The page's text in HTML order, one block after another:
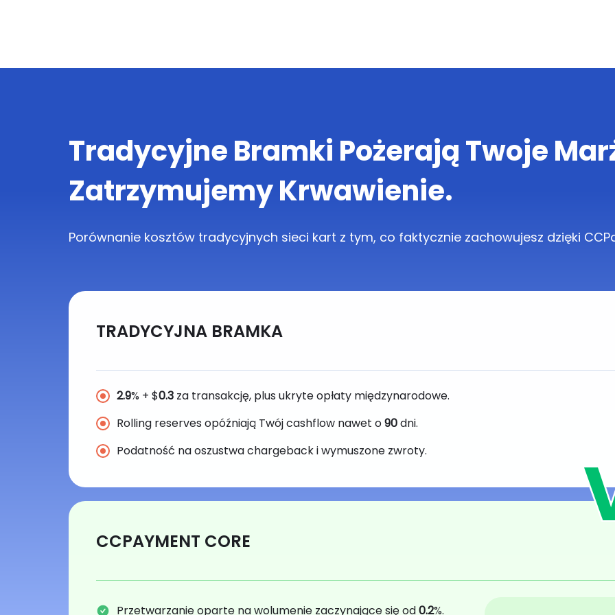
Tradycyjne Bramki Pożerają Twoje
Zatrzymujemy Krwawienie.
Porównanie kosztów tradycyjnych sieci kart z tym, co faktycznie zachowujesz dzięki
TRADYCYJNA BRAMKA
2.9% + $0.3 za transakcję, plus ukryte opłaty międzynarodowe.
Rolling reserves opóźniają Twój cashflow nawet o90dni.
Podatność na oszustwa chargeback i wymuszone zwroty.
CCPAYMENT CORE
Przetwarzanie oparte na wolumenie zaczynające się od0.2%.